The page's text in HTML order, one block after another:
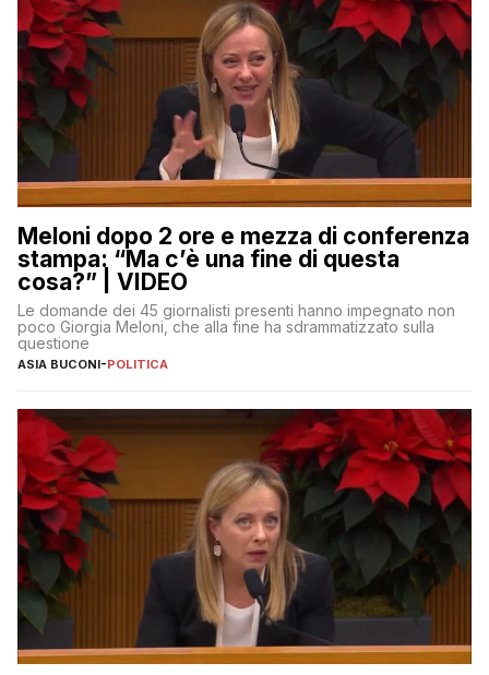
Meloni dopo 2 ore e mezza di conferenza
stampa: “Ma c’è una fine di questa
cosa?” | VIDEO
Le domande dei 45 giornalisti presenti hanno impegnato non
poco Giorgia Meloni, che alla fine ha sdrammatizzato sulla
questione
ASIA BUCONI-POLITICA